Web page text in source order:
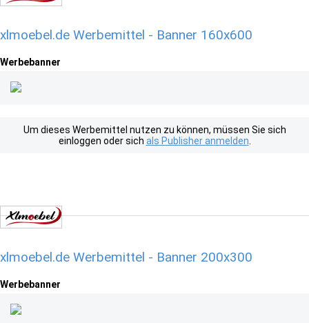
xlmoebel.de Werbemittel - Banner 160x600
Werbebanner
Um dieses Werbemittel nutzen zu können, müssen Sie sich
einloggen oder sich als Publisher anmelden
xlmoebel.de Werbemittel - Banner 200x300
Werbebanner